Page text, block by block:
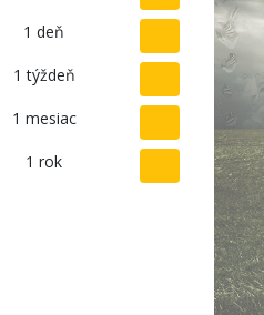
1 deň
1 týždeň
1 mesiac
1 rok